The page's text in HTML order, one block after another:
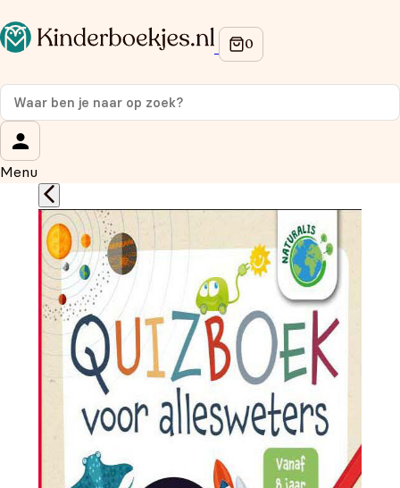
Menu
Op de hoogte blijven van onze acties?
Meld je aan voor onze nieuwsbrief en ontvang
korting
Wat is je voornaam?
Wat is je e-mailadres?*
Aanmelden
We gebruiken je gegevens om contact op te nemen, in
overeenstemming met ons privacybeleid.